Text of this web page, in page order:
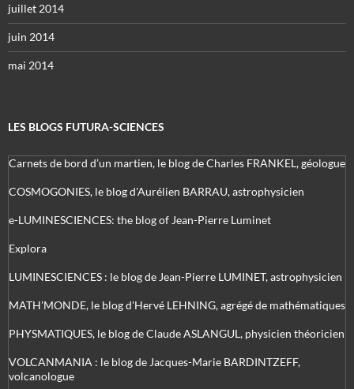
juillet 2014
juin 2014
mai 2014
LES BLOGS FUTURA-SCIENCES
Carnets de bord d’un martien, le blog de Charles FRANKEL, géologue
COSMOGONIES, le blog d'Aurélien BARRAU, astrophysicien
e-LUMINESCIENCES: the blog of Jean-Pierre Luminet
Explora
LUMINESCIENCES : le blog de Jean-Pierre LUMINET, astrophysicien
MATH'MONDE, le blog d'Hervé LEHNING, agrégé de mathématiques
PHYSMATIQUES, le blog de Claude ASLANGUL, physicien théoricien
VOLCANMANIA : le blog de Jacques-Marie BARDINTZEFF,
volcanologue